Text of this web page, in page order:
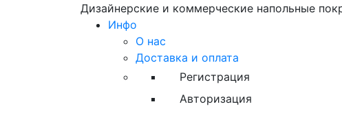
Дизайнерские и коммерческие напольные
Инфо
О нас
Доставка и оплата
Регистрация
Авторизация